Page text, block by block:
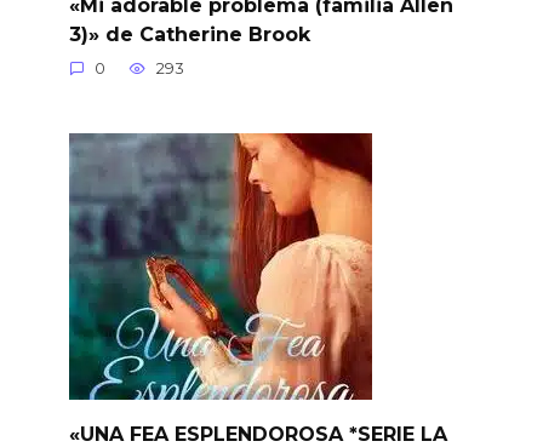
«Mi adorable problema (familia Allen
3)» de Catherine Brook
0 293
«UNA FEA ESPLENDOROSA *SERIE LA